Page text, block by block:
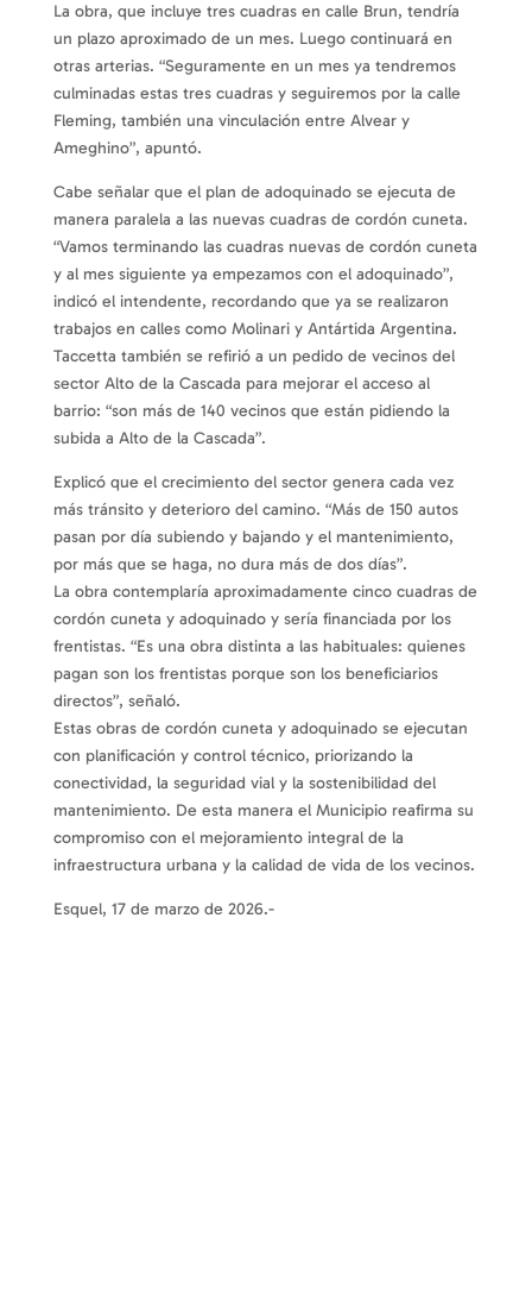
La obra, que incluye tres cuadras en calle Brun, tendría
un plazo aproximado de un mes. Luego continuará en
otras arterias. “Seguramente en un mes ya tendremos
culminadas estas tres cuadras y seguiremos por la calle
Fleming, también una vinculación entre Alvear y
Ameghino”, apuntó.
Cabe señalar que el plan de adoquinado se ejecuta de
manera paralela a las nuevas cuadras de cordón cuneta.
“Vamos terminando las cuadras nuevas de cordón cuneta
y al mes siguiente ya empezamos con el adoquinado”,
indicó el intendente, recordando que ya se realizaron
trabajos en calles como Molinari y Antártida Argentina.
Taccetta también se refirió a un pedido de vecinos del
sector Alto de la Cascada para mejorar el acceso al
barrio: “son más de 140 vecinos que están pidiendo la
subida a Alto de la Cascada”.
Explicó que el crecimiento del sector genera cada vez
más tránsito y deterioro del camino. “Más de 150 autos
pasan por día subiendo y bajando y el mantenimiento,
por más que se haga, no dura más de dos días”.
La obra contemplaría aproximadamente cinco cuadras de
cordón cuneta y adoquinado y sería financiada por los
frentistas. “Es una obra distinta a las habituales: quienes
pagan son los frentistas porque son los beneficiarios
directos”, señaló.
Estas obras de cordón cuneta y adoquinado se ejecutan
con planificación y control técnico, priorizando la
conectividad, la seguridad vial y la sostenibilidad del
mantenimiento. De esta manera el Municipio reafirma su
compromiso con el mejoramiento integral de la
infraestructura urbana y la calidad de vida de los vecinos.
Esquel, 17 de marzo de 2026.-